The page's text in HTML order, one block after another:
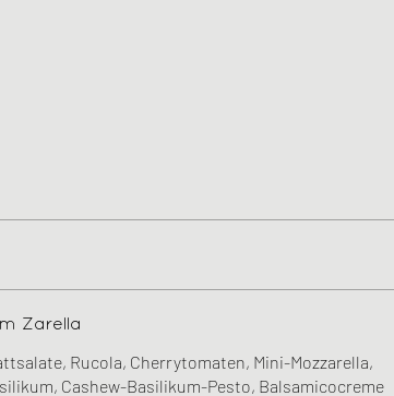
Zarella
Rucola, Cherrytomaten, Mini-Mozzarella,
Cashew-Basilikum-Pesto, Balsamicocreme